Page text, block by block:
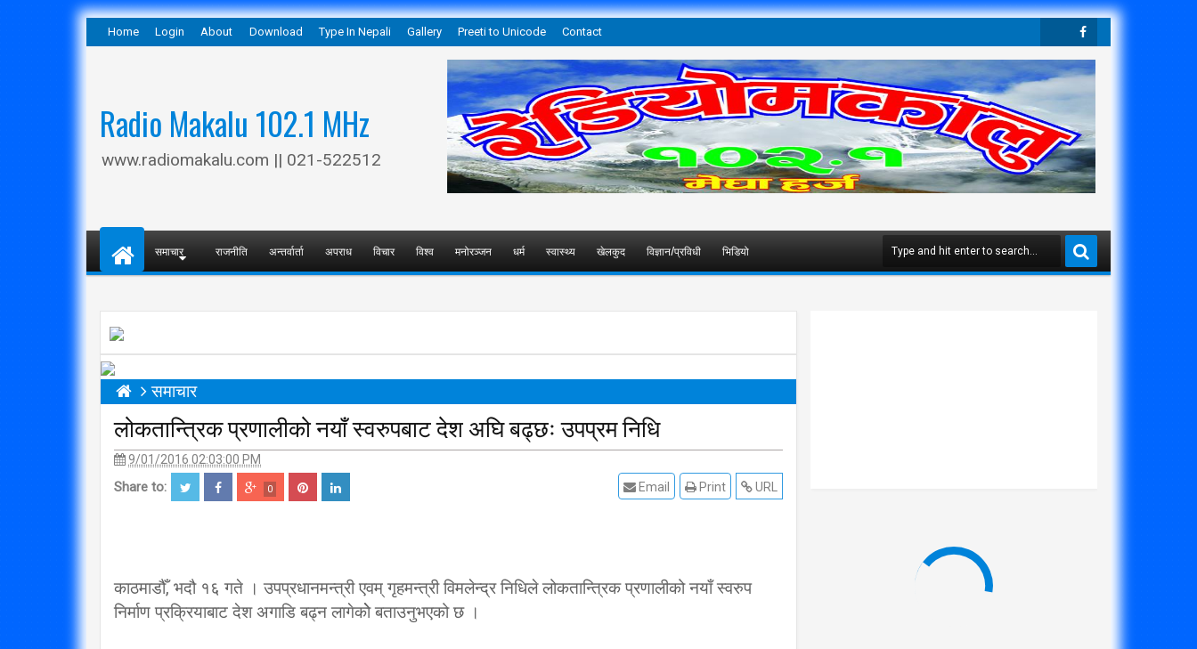
Home Login About Download Type In Nepali Gallery Preeti to Unicode Contact
Face
K
Twit
Radio Makalu 102.1 MHz
www.radiomakalu.com || 021-522512
समाचार राजनीति अन्तर्वार्ता अपराध विचार विश्व मनोरञ्जन धर्म स्वास्थ्य खेलकुद विज्ञान/प्रविधी भिडियो
समाचार
लोकतान्त्रिक प्रणालीको नयाँ स्वरुपबाट देश अघि बढ्छः उपप्रम निधि
9/01/2016 02:03:00 PM
Share to: 0 URL
Print
Email
काठमाडौँ, भदौ १६ गते । उपप्रधानमन्त्री एवम् गृहमन्त्री विमलेन्द्र निधिले लोकतान्त्रिक प्रणालीको नयाँ स्वरुप
निर्माण प्रक्रियाबाट देश अगाडि बढ्न लागेकोे बताउनुभएको छ ।